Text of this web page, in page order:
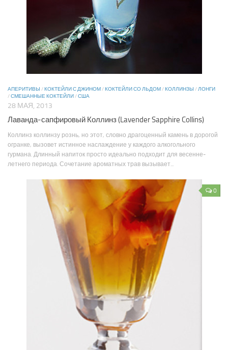
АПЕРИТИВЫ /КОКТЕЙЛИ С ДЖИНОМ/КОКТЕЙЛИ СО ЛЬДОМ/КОЛЛИНЗЫ /ЛОНГИ
/СМЕШАННЫЕ КОКТЕЙЛИ/США
28 МАЯ, 2013
Лаванда-сапфировый Коллинз (Lavender Sapphire Collins)
Коллинз коллинзу рознь, но этот, словно драгоценный камень в дорогой
огранке, вызовет истинное наслаждение у каждого алкогольного
гурмана. Длинный напиток просто идеально подходит для весенне-
летнего периода. Сочетание ароматных трав вызывает...
0